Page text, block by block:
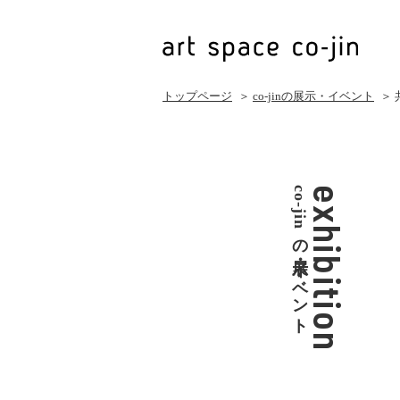
トップページ ＞ co-jinの展示・イベント ＞
exhibition
co-jinの展示・イベント